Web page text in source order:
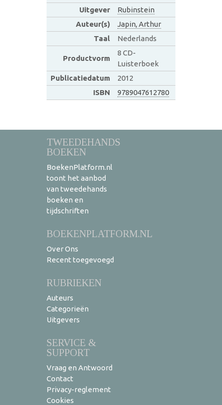
Uitgever
Rubinstein
Auteur(s)
Japin, Arthur
Taal
Nederlands
Productvorm
8 CD-
Luisterboek
Publicatiedatum
2012
ISBN
9789047612780
TWEEDEHANDS
BOEKEN
BoekenPlatform.nl
toont het aanbod
van tweedehands
boeken en
tijdschriften
BOEKENPLATFORM.NL
Over Ons
Recent toegevoegd
RUBRIEKEN
Auteurs
Categorieën
Uitgevers
SERVICE &
SUPPORT
Vraag en Antwoord
Contact
Privacy-reglement
Cookies